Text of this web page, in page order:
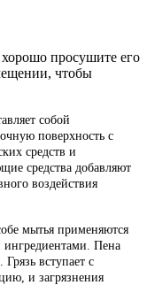
просушите его
чтобы
собой
поверхность с
средств и
средства добавляют
воздействия
мытья применяются
Пена
вступает с
и загрязнения